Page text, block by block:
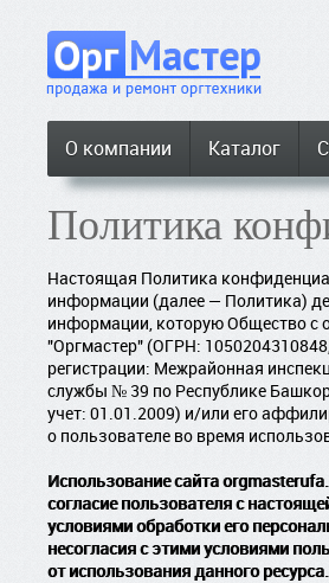
О компании Каталог
Политика
Настоящая Политика
информации (далее — Политика)
информации, которую Общество с
"Оргмастер" (ОГРН:
регистрации: Межрайонная
службы № 39 по Республике
учет: 01.01.2009) и/или его
о пользователе во время
Использование сайта
согласие пользователя с
условиями обработки его
несогласия с этими условиями
от использования данного ресурса.